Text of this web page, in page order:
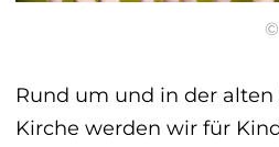
Rund um und in der alten
Kirche werden wir für